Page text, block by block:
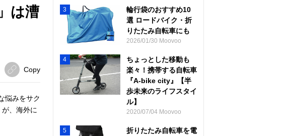
は漕
Copy
悩みをサク
が、海外に
3
輪行袋のおすすめ10
選 ロードバイク・折
りたたみ自転車にも
2026/01/30 Moovoo
4
ちょっとした移動も
楽々！携帯する自転車
『A-bike city』【半
歩未来のライフスタイ
ル】
2020/07/04 Moovoo
5
折りたたみ自転車を電